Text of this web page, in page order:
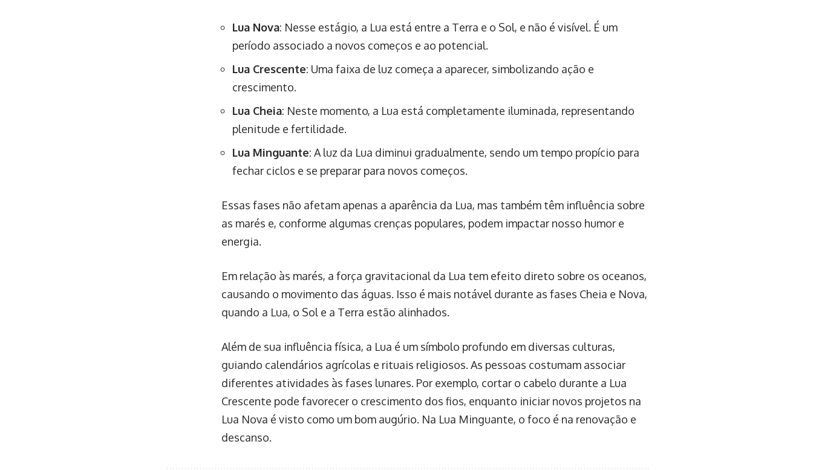
Lua Nova: Nesse estágio, a Lua está entre a Terra e o Sol, e não é visível. É um
período associado a novos começos e ao potencial.
Lua Crescente: Uma faixa de luz começa a aparecer, simbolizando ação e
crescimento.
Lua Cheia: Neste momento, a Lua está completamente iluminada, representando
plenitude e fertilidade.
Lua Minguante: A luz da Lua diminui gradualmente, sendo um tempo propício para
fechar ciclos e se preparar para novos começos.
Essas fases não afetam apenas a aparência da Lua, mas também têm influência sobre
as marés e, conforme algumas crenças populares, podem impactar nosso humor e
energia.
Em relação às marés, a força gravitacional da Lua tem efeito direto sobre os oceanos,
causando o movimento das águas. Isso é mais notável durante as fases Cheia e Nova,
quando a Lua, o Sol e a Terra estão alinhados.
Além de sua influência física, a Lua é um símbolo profundo em diversas culturas,
guiando calendários agrícolas e rituais religiosos. As pessoas costumam associar
diferentes atividades às fases lunares. Por exemplo, cortar o cabelo durante a Lua
Crescente pode favorecer o crescimento dos fios, enquanto iniciar novos projetos na
Lua Nova é visto como um bom augúrio. Na Lua Minguante, o foco é na renovação e
descanso.